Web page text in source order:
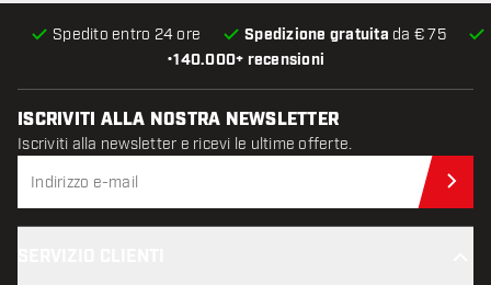
•140.000+ recensioni
Spedito entro 24 ore Spedizione gratuita da € 75
ISCRIVITI ALLA NOSTRA NEWSLETTER
Iscriviti alla newsletter e ricevi le ultime offerte.